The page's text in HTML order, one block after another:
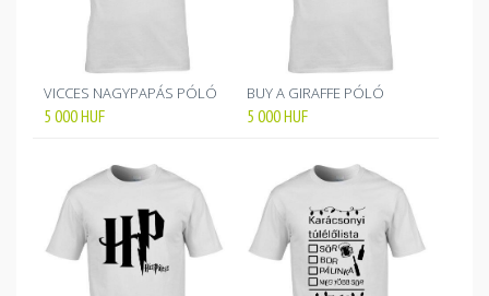
VICCES NAGYPAPÁS PÓLÓ
5 000HUF
BUY A GIRAFFE PÓLÓ
5 000HUF